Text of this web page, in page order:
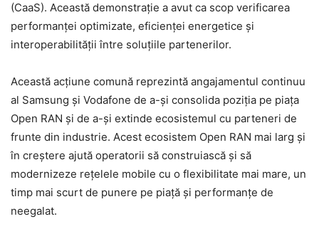
(CaaS). Această demonstrație a avut ca scop verificarea
performanței optimizate, eficienței energetice și
interoperabilității între soluțiile partenerilor.
Această acțiune comună reprezintă angajamentul continuu
al Samsung și Vodafone de a-și consolida poziția pe piața
Open RAN și de a-și extinde ecosistemul cu parteneri de
frunte din industrie. Acest ecosistem Open RAN mai larg și
în creștere ajută operatorii să construiască și să
modernizeze rețelele mobile cu o flexibilitate mai mare, un
timp mai scurt de punere pe piață și performanțe de
neegalat.